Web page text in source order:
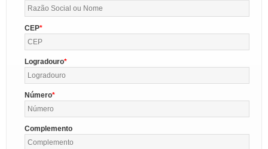
CEP
Logradouro
Número
Complemento